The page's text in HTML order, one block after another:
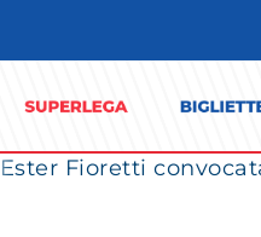
Ester Fioretti